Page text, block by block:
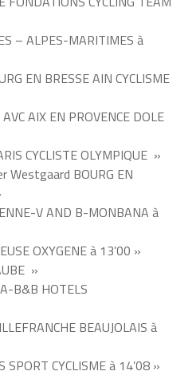
– ALPES-MARITIMES à
EN BRESSE AIN CYCLISME
AIX EN PROVENCE DOLE
CYCLISTE OLYMPIQUE »
Westgaard BOURG EN
V AND B-MONBANA à
OXYGENE à 13’00 »
»
B&B HOTELS
BEAUJOLAIS à
CYCLISME à 14’08 »